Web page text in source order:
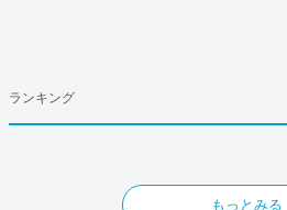
ランキング
もっとみる